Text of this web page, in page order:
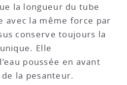
la longueur du tube
avec la même force par
conserve toujours la
Elle
poussée en avant
la pesanteur.